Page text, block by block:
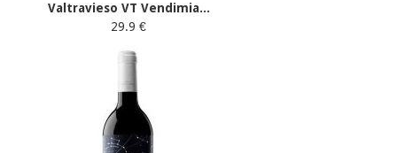
Valtravieso VT Vendimia...
29.9 €